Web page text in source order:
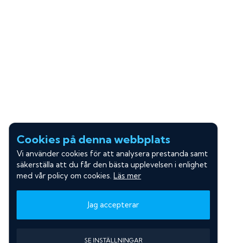
Cookies på denna webbplats
Vi använder cookies för att analysera prestanda samt
säkerställa att du får den bästa upplevelsen i enlighet
med vår policy om cookies. Läs mer
Jag accepterar
SE INSTÄLLNINGAR